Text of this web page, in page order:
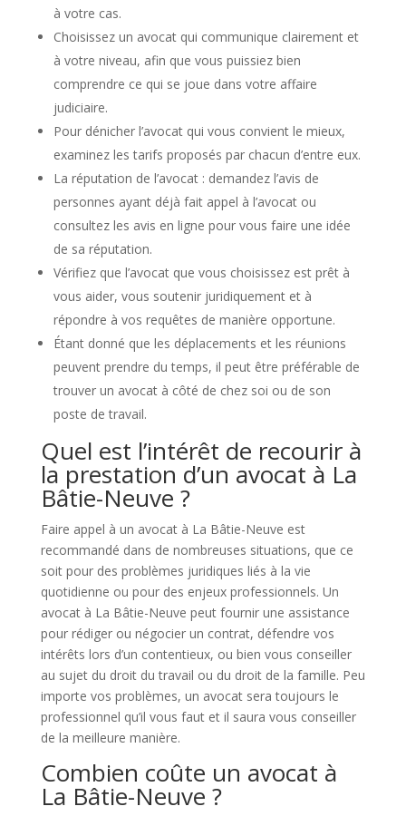
à votre cas.
Choisissez un avocat qui communique clairement et
à votre niveau, afin que vous puissiez bien
comprendre ce qui se joue dans votre affaire
judiciaire.
Pour dénicher l’avocat qui vous convient le mieux,
examinez les tarifs proposés par chacun d’entre eux.
La réputation de l’avocat : demandez l’avis de
personnes ayant déjà fait appel à l’avocat ou
consultez les avis en ligne pour vous faire une idée
de sa réputation.
Vérifiez que l’avocat que vous choisissez est prêt à
vous aider, vous soutenir juridiquement et à
répondre à vos requêtes de manière opportune.
Étant donné que les déplacements et les réunions
peuvent prendre du temps, il peut être préférable de
trouver un avocat à côté de chez soi ou de son
poste de travail.
Quel est l’intérêt de recourir à
la prestation d’un avocat à La
Bâtie-Neuve ?
Faire appel à un avocat à La Bâtie-Neuve est
recommandé dans de nombreuses situations, que ce
soit pour des problèmes juridiques liés à la vie
quotidienne ou pour des enjeux professionnels. Un
avocat à La Bâtie-Neuve peut fournir une assistance
pour rédiger ou négocier un contrat, défendre vos
intérêts lors d’un contentieux, ou bien vous conseiller
au sujet du droit du travail ou du droit de la famille. Peu
importe vos problèmes, un avocat sera toujours le
professionnel qu’il vous faut et il saura vous conseiller
de la meilleure manière.
Combien coûte un avocat à
La Bâtie-Neuve ?